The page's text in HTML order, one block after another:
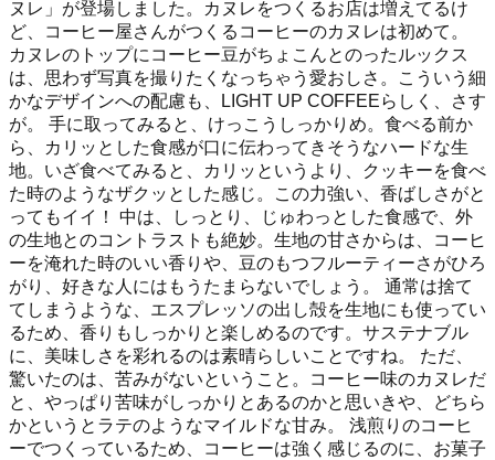
ヌレ」が登場しました。カヌレをつくるお店は増えてるけ
ど、コーヒー屋さんがつくるコーヒーのカヌレは初めて。
カヌレのトップにコーヒー豆がちょこんとのったルックス
は、思わず写真を撮りたくなっちゃう愛おしさ。こういう細
かなデザインへの配慮も、LIGHT UP COFFEEらしく、さす
が。 手に取ってみると、けっこうしっかりめ。食べる前か
ら、カリッとした食感が口に伝わってきそうなハードな生
地。いざ食べてみると、カリッというより、クッキーを食べ
た時のようなザクッとした感じ。この力強い、香ばしさがと
ってもイイ！ 中は、しっとり、じゅわっとした食感で、外
の生地とのコントラストも絶妙。生地の甘さからは、コーヒ
ーを淹れた時のいい香りや、豆のもつフルーティーさがひろ
がり、好きな人にはもうたまらないでしょう。 通常は捨て
てしまうような、エスプレッソの出し殻を生地にも使ってい
るため、香りもしっかりと楽しめるのです。サステナブル
に、美味しさを彩れるのは素晴らしいことですね。 ただ、
驚いたのは、苦みがないということ。コーヒー味のカヌレだ
と、やっぱり苦味がしっかりとあるのかと思いきや、どちら
かというとラテのようなマイルドな甘み。 浅煎りのコーヒ
ーでつくっているため、コーヒーは強く感じるのに、お菓子